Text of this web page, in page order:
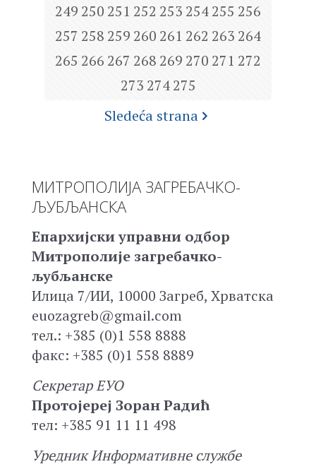
249 250 251 252 253 254255 256
257 258 259 260 261 262 263 264
265 266 267 268 269 270 271 272
273 274 275
Sledeća strana
МИТРОПОЛИЈА ЗАГРЕБАЧКО-
ЉУБЉАНСКА
Епархијски управни одбор
Митрополије загребачко-
љубљанске
Илица 7/ИИ, 10000 Загреб, Хрватска
euozagreb@gmail.com
тел.: +385 (0)1 558 8888
факс: +385 (0)1 558 8889
Секретар ЕУО
Протојереј Зоран Радић
тел: +385 91 11 11 498
Уредник Информативне службе